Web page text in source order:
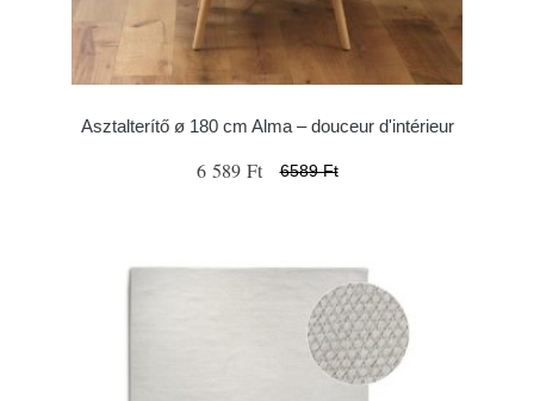
Asztalterítő ø 180 cm Alma – douceur d'intérieur
6 589 Ft 6589 Ft